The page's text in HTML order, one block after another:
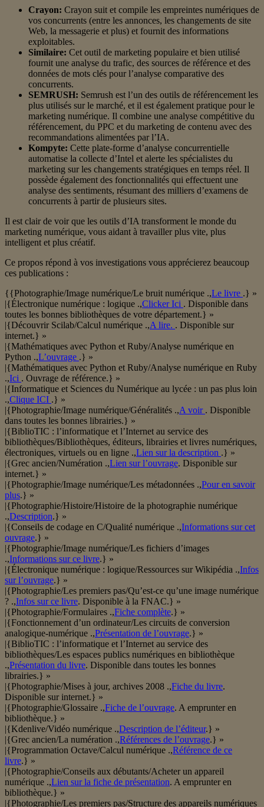
Crayon: Crayon suit et compile les empreintes numériques de
vos concurrents (entre les annonces, les changements de site
Web, la messagerie et plus) et fournit des informations
exploitables.
Similaire: Cet outil de marketing populaire et bien utilisé
fournit une analyse du trafic, des sources de référence et des
données de mots clés pour l’analyse comparative des
concurrents.
SEMRUSH: Semrush est l’un des outils de référencement les
plus utilisés sur le marché, et il est également pratique pour le
marketing numérique. Il combine une analyse compétitive du
référencement, du PPC et du marketing de contenu avec des
recommandations alimentées par l’IA.
Kompyte: Cette plate-forme d’analyse concurrentielle
automatise la collecte d’Intel et alerte les spécialistes du
marketing sur les changements stratégiques en temps réel. Il
possède également des fonctionnalités qui effectuent une
analyse des sentiments, résumant des milliers d’examens de
concurrents à partir de plusieurs sites.
Il est clair de voir que les outils d’IA transforment le monde du
marketing numérique, vous aidant à travailler plus vite, plus
intelligent et plus créatif.
Ce propos répond à vos investigations vous apprécierez beaucoup
ces publications :
{{Photographie/Image numérique/Le bruit numérique .,Le livre .} »
|{Électronique numérique : logique .,Clicker Ici . Disponible dans
toutes les bonnes bibliothèques de votre département.} »
|{Découvrir Scilab/Calcul numérique .,A lire. . Disponible sur
internet.} »
|{Mathématiques avec Python et Ruby/Analyse numérique en
Python .,L’ouvrage .} »
|{Mathématiques avec Python et Ruby/Analyse numérique en Ruby
.,Ici . Ouvrage de référence.} »
|{Informatique et Sciences du Numérique au lycée : un pas plus loin
.,Clique ICI .} »
|{Photographie/Image numérique/Généralités .,A voir . Disponible
dans toutes les bonnes librairies.} »
|{BiblioTIC : l’informatique et l’Internet au service des
bibliothèques/Bibliothèques, éditeurs, librairies et livres numériques,
électroniques, virtuels ou en ligne .,Lien sur la description .} »
|{Grec ancien/Numération .,Lien sur l’ouvrage. Disponible sur
internet.} »
|{Photographie/Image numérique/Les métadonnées .,Pour en savoir
plus.} »
|{Photographie/Histoire/Histoire de la photographie numérique
.,Description.} »
|{Conseils de codage en C/Qualité numérique .,Informations sur cet
ouvrage.} »
|{Photographie/Image numérique/Les fichiers d’images
.,Informations sur ce livre.} »
|{Électronique numérique : logique/Ressources sur Wikipédia .,Infos
sur l’ouvrage.} »
|{Photographie/Les premiers pas/Qu’est-ce qu’une image numérique
? .,Infos sur ce livre. Disponible à la FNAC.} »
|{Photographie/Formulaires .,Fiche complète.} »
|{Fonctionnement d’un ordinateur/Les circuits de conversion
analogique-numérique .,Présentation de l’ouvrage.} »
|{BiblioTIC : l’informatique et l’Internet au service des
bibliothèques/Les espaces publics numériques en bibliothèque
.,Présentation du livre. Disponible dans toutes les bonnes
librairies.} »
|{Photographie/Mises à jour, archives 2008 .,Fiche du livre.
Disponible sur internet.} »
|{Photographie/Glossaire .,Fiche de l’ouvrage. A emprunter en
bibliothèque.} »
|{Kdenlive/Vidéo numérique .,Description de l’éditeur.} »
|{Grec ancien/La numération .,Références de l’ouvrage.} »
|{Programmation Octave/Calcul numérique .,Référence de ce
livre.} »
|{Photographie/Conseils aux débutants/Acheter un appareil
numérique .,Lien sur la fiche de présentation. A emprunter en
bibliothèque.} »
|{Photographie/Les premiers pas/Structure des appareils numériques